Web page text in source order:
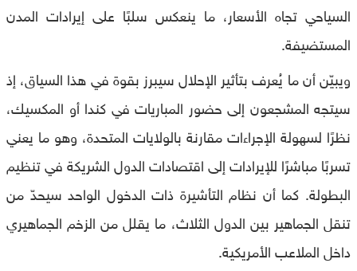
السياحي تجاه الأسعار، ما ينعكس سلبًا على إيرادات المدن
المستضيفة.
ويبيّن أن ما يُعرف بتأثير الإحلال سيبرز بقوة في هذا السياق، إذ
سيتجه المشجعون إلى حضور المباريات في كندا أو المكسيك،
نظرًا لسهولة الإجراءات مقارنة بالولايات المتحدة، وهو ما يعني
تسربًا مباشرًا للإيرادات إلى اقتصادات الدول الشريكة في تنظيم
البطولة. كما أن نظام التأشيرة ذات الدخول الواحد سيحدّ من
تنقل الجماهير بين الدول الثلاث، ما يقلل من الزخم الجماهيري
داخل الملاعب الأمريكية.